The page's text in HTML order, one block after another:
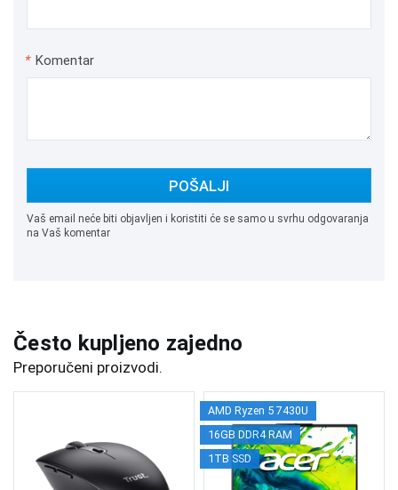
* Komentar
POŠALJI
Vaš email neće biti objavljen i koristiti će se samo u svrhu odgovaranja
na Vaš komentar
Često kupljeno zajedno
Preporučeni proizvodi.
AMD Ryzen 5 7430U
16GB DDR4 RAM
1TB SSD